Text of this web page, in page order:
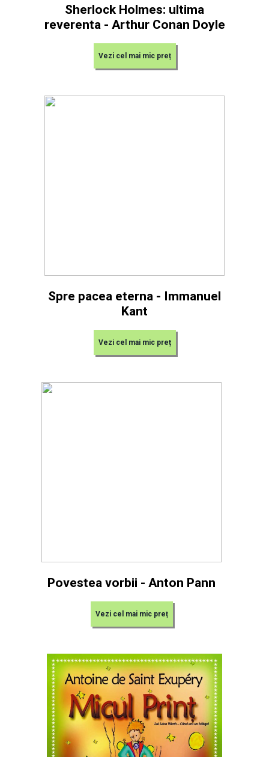
Sherlock Holmes: ultima
reverenta - Arthur Conan Doyle
Vezi cel mai mic preț
Spre pacea eterna - Immanuel
Kant
Vezi cel mai mic preț
Povestea vorbii - Anton Pann
Vezi cel mai mic preț